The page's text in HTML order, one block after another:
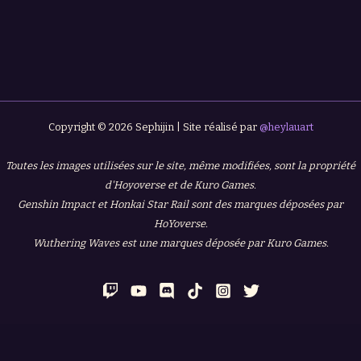
Copyright © 2026 Sephijin | Site réalisé par @heylauart
Toutes les images utilisées sur le site, même modifiées, sont la propriété
d'Hoyoverse et de Kuro Games.
Genshin Impact et Honkai Star Rail sont des marques déposées par
HoYoverse.
Wuthering Waves est une marques déposée par Kuro Games.